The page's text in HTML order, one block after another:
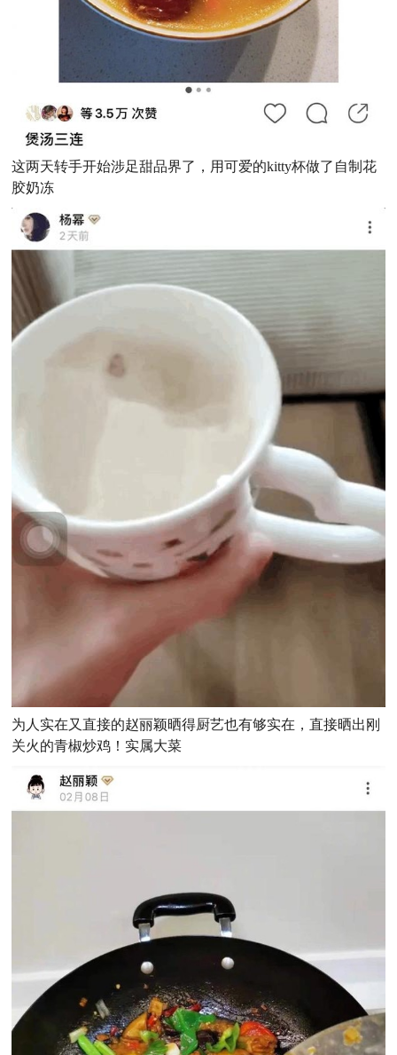
这两天转手开始涉足甜品界了，用可爱的kitty杯做了自制花
胶奶冻
为人实在又直接的赵丽颖晒得厨艺也有够实在，直接晒出刚
关火的青椒炒鸡！实属大菜